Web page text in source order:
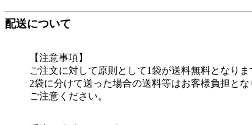
配送について
【注意事項】
ご注文に対して原則として1袋が送料無料となりま
2袋に分けて送った場合の送料等はお客様負担とな
ご注意ください。